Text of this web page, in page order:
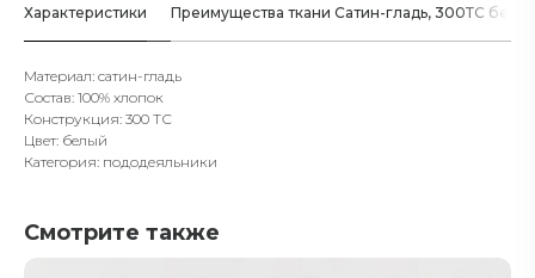
Характеристики Преимущества ткани Сатин-гладь, 300ТС
Материал: сатин-гладь
Состав: 100% хлопок
Конструкция: 300 ТС
Цвет: белый
Категория: пододеяльники
Смотрите также